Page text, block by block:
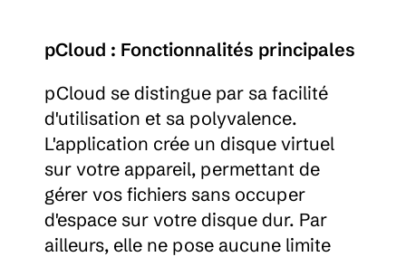
pCloud : Fonctionnalités principales
pCloud se distingue par sa facilité
d'utilisation et sa polyvalence.
L'application crée un disque virtuel
sur votre appareil, permettant de
gérer vos fichiers sans occuper
d'espace sur votre disque dur. Par
ailleurs, elle ne pose aucune limite